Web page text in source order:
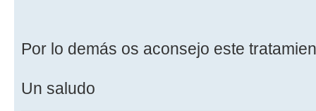
Por lo demás os aconsejo este
Un saludo